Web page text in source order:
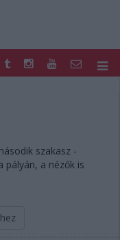
szakasz -
pályán, a nézők is